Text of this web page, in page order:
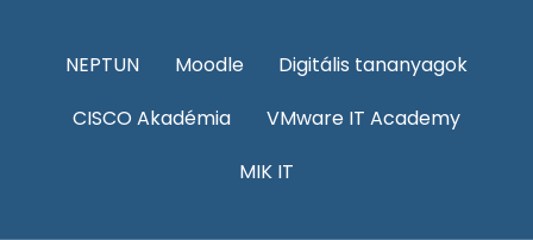
NEPTUN Moodle
Digitális tananyagok
CISCO Akadémia
VMware IT Academy
MIK IT